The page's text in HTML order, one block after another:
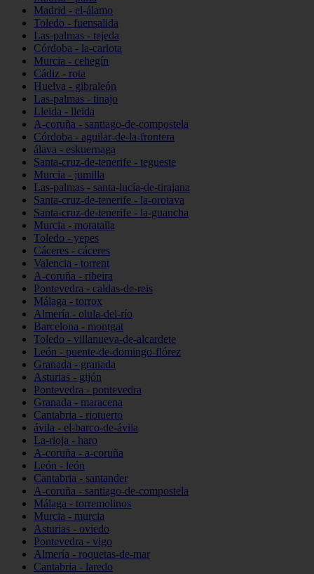
Madrid - el-álamo
Toledo - fuensalida
Las-palmas - tejeda
Córdoba - la-carlota
Murcia - cehegín
Cádiz - rota
Huelva - gibraleón
Las-palmas - tinajo
Lleida - lleida
A-coruña - santiago-de-compostela
Córdoba - aguilar-de-la-frontera
álava - eskuernaga
Santa-cruz-de-tenerife - tegueste
Murcia - jumilla
Las-palmas - santa-lucía-de-tirajana
Santa-cruz-de-tenerife - la-orotava
Santa-cruz-de-tenerife - la-guancha
Murcia - moratalla
Toledo - yepes
Cáceres - cáceres
Valencia - torrent
A-coruña - ribeira
Pontevedra - caldas-de-reis
Málaga - torrox
Almería - olula-del-río
Barcelona - montgat
Toledo - villanueva-de-alcardete
León - puente-de-domingo-flórez
Granada - granada
Asturias - gijón
Pontevedra - pontevedra
Granada - maracena
Cantabria - riotuerto
ávila - el-barco-de-ávila
La-rioja - haro
A-coruña - a-coruña
León - león
Cantabria - santander
A-coruña - santiago-de-compostela
Málaga - torremolinos
Murcia - murcia
Asturias - oviedo
Pontevedra - vigo
Almería - roquetas-de-mar
Cantabria - laredo